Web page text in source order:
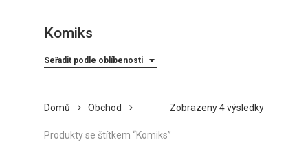
Komiks
Seřadit podle oblíbenosti
Zobrazeny 4 výsledkySeřazeno
Domů Obchod
Produkty se štítkem “Komiks”